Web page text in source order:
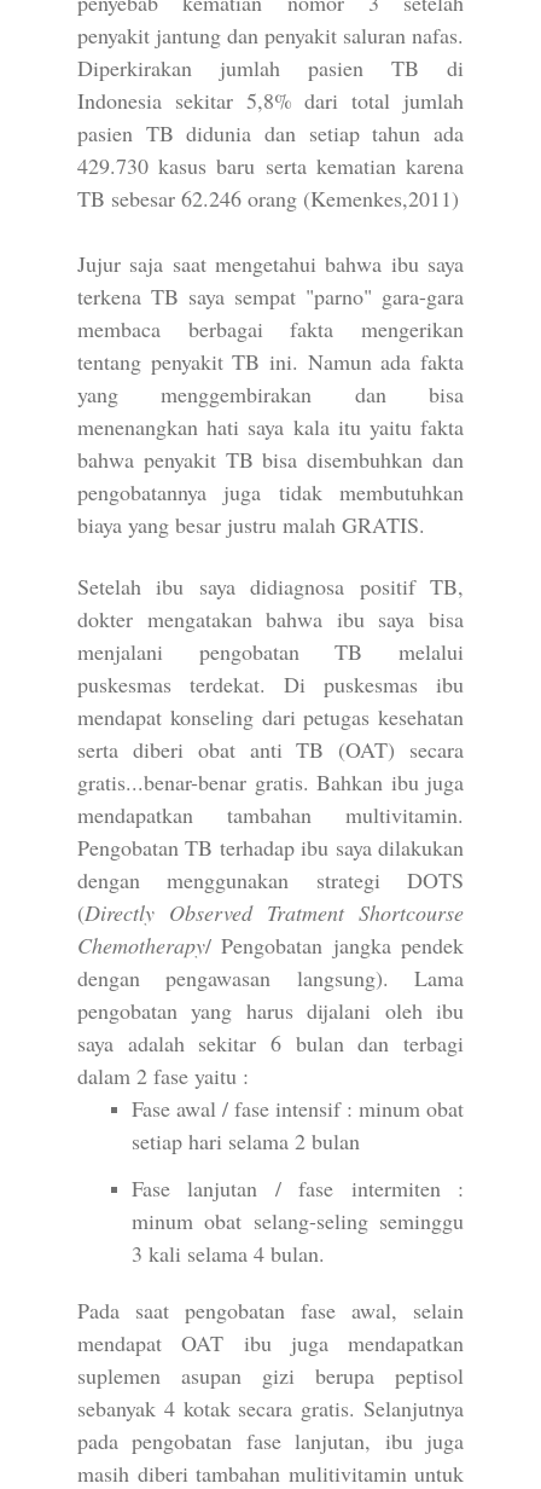
penyakit jantung dan penyakit saluran nafas.
Diperkirakan jumlah pasien TB di
Indonesia sekitar 5,8% dari total jumlah
pasien TB didunia dan setiap tahun ada
429.730 kasus baru serta kematian karena
TB sebesar 62.246 orang (Kemenkes,2011)
Jujur saja saat mengetahui bahwa ibu saya
terkena TB saya sempat "parno" gara-gara
membaca berbagai fakta mengerikan
tentang penyakit TB ini. Namun ada fakta
yang menggembirakan dan bisa
menenangkan hati saya kala itu yaitu fakta
bahwa penyakit TB bisa disembuhkan dan
pengobatannya juga tidak membutuhkan
biaya yang besar justru malah GRATIS.
Setelah ibu saya didiagnosa positif TB,
dokter mengatakan bahwa ibu saya bisa
menjalani pengobatan TB melalui
puskesmas terdekat. Di puskesmas ibu
mendapat konseling dari petugas kesehatan
serta diberi obat anti TB (OAT) secara
gratis...benar-benar gratis. Bahkan ibu juga
mendapatkan tambahan multivitamin.
Pengobatan TB terhadap ibu saya dilakukan
dengan menggunakan strategi DOTS
(Directly Observed Tratment Shortcourse
Chemotherapy/ Pengobatan jangka pendek
dengan pengawasan langsung). Lama
pengobatan yang harus dijalani oleh ibu
saya adalah sekitar 6 bulan dan terbagi
dalam 2 fase yaitu :
Fase awal / fase intensif : minum obat
setiap hari selama 2 bulan
Fase lanjutan / fase intermiten :
minum obat selang-seling seminggu
3 kali selama 4 bulan.
Pada saat pengobatan fase awal, selain
mendapat OAT ibu juga mendapatkan
suplemen asupan gizi berupa peptisol
sebanyak 4 kotak secara gratis. Selanjutnya
pada pengobatan fase lanjutan, ibu juga
masih diberi tambahan mulitivitamin untuk